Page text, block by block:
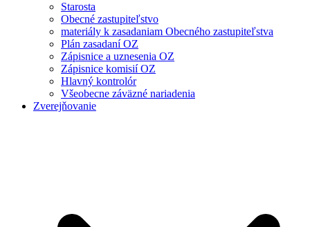
Starosta
Obecné zastupiteľstvo
materiály k zasadaniam Obecného zastupiteľstva
Plán zasadaní OZ
Zápisnice a uznesenia OZ
Zápisnice komisií OZ
Hlavný kontrolór
Všeobecne záväzné nariadenia
Zverejňovanie